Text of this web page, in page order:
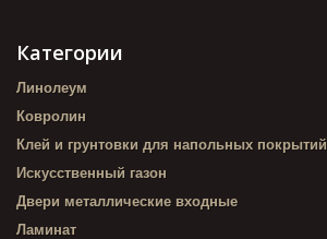
Категории
Линолеум
Ковролин
Клей и грунтовки для напольных покрытий
Искусственный газон
Двери металлические входные
Ламинат